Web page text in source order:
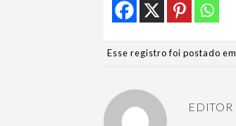
Esse registro foi postado em
EDITOR